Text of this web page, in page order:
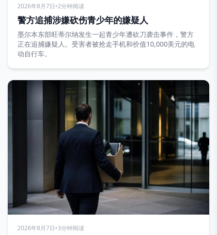
2026年8月7日•2分钟阅读
警方追捕涉嫌砍伤青少年的嫌疑人
墨尔本东部旺蒂尔纳发生一起青少年遭砍刀袭击事件，警方
正在追捕嫌疑人。受害者被抢走手机和价值10,000美元的电
动自行车。
2026年8月7日•3分钟阅读